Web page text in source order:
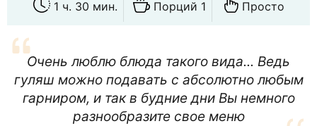
1 ч. 30 мин. Порций 1 Просто
Очень люблю блюда такого вида... Ведь
гуляш можно подавать с абсолютно любым
гарниром, и так в будние дни Вы немного
разнообразите свое меню